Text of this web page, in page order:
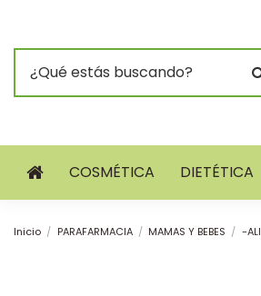
COSMÉTICA DIETÉTICA
Inicio PARAFARMACIA MAMAS Y BEBES -